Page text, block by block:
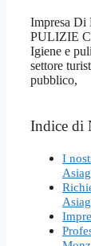
Impresa Di
PULIZIE
Igiene e
settore
pubblico,
Indice di
I